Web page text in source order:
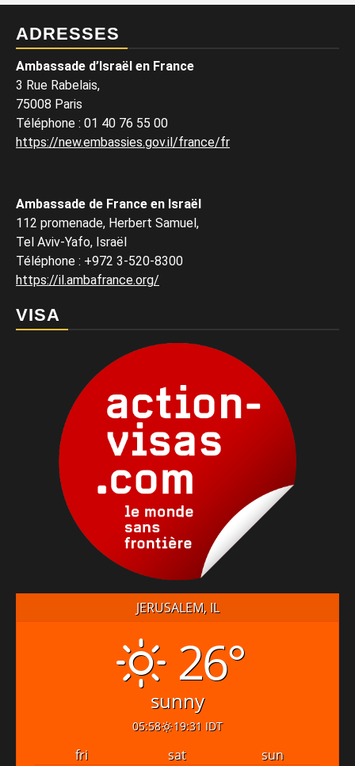
ADRESSES
Ambassade d’Israël en France
3 Rue Rabelais,
75008 Paris
Téléphone : 01 40 76 55 00
https://new.embassies.gov.il/france/fr
Ambassade de France en Israël
112 promenade, Herbert Samuel,
Tel Aviv-Yafo, Israël
Téléphone : +972 3-520-8300
https://il.ambafrance.org/
VISA
JERUSALEM, IL
26°
sunny
05:58 19:31 IDT
fri sat sun